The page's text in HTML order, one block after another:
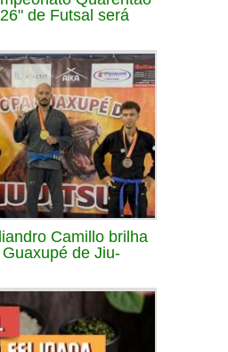
de Futsal será
Camillo brilha
de Jiu-